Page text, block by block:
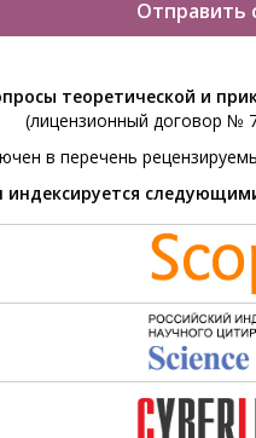
Отправить
теоретической и
(лицензионный договор №
в перечень
индексируется